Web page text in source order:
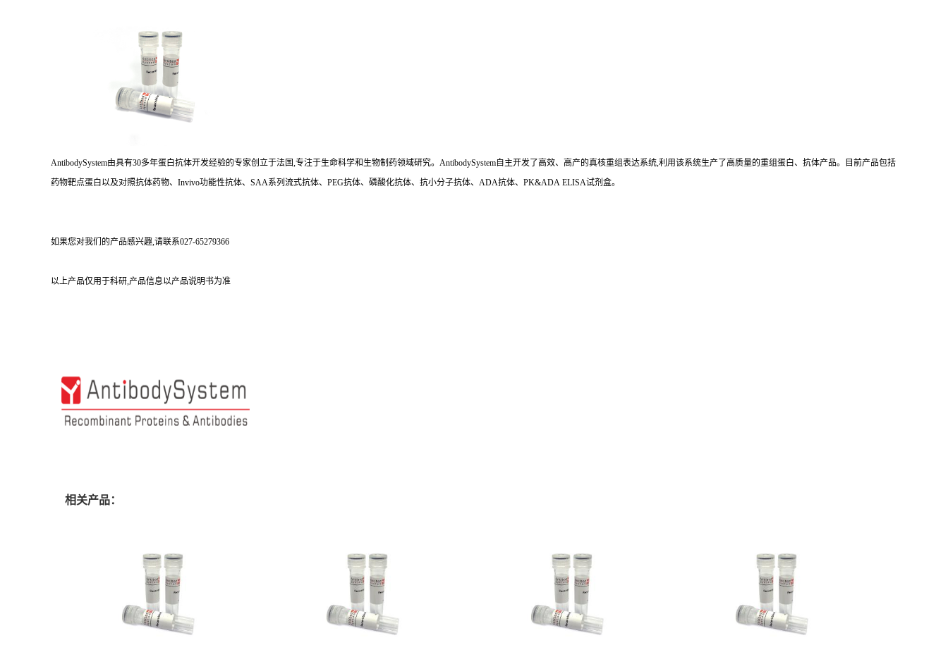
AntibodySystem由具有30多年蛋白抗体开发经验的专家创立于法国,专注于生命科学和生物制药领域研究。AntibodySystem自主开发了高效、高产的真核重组表达系统,利用该系统生产了高质量的重组蛋白、抗体产品。目前产品包括
药物靶点蛋白以及对照抗体药物、Invivo功能性抗体、SAA系列流式抗体、PEG抗体、磷酸化抗体、抗小分子抗体、ADA抗体、PK&ADA ELISA试剂盒。
如果您对我们的产品感兴趣,请联系027-65279366
以上产品仅用于科研,产品信息以产品说明书为准
相关产品：